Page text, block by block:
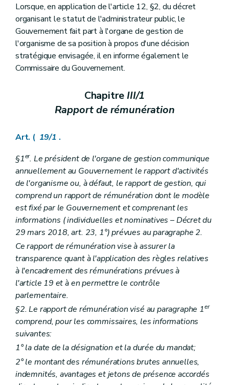
Lorsque, en application de l'article 12, §2, du décret
organisant le statut de l'administrateur public, le
Gouvernement fait part à l'organe de gestion de
l'organisme de sa position à propos d'une décision
stratégique envisagée, il en informe également le
Commissaire du Gouvernement.
ChapitreIII/1
Rapport de rémunération
Art. ( 19/1 .
§1er. Le président de l'organe de gestion communique
annuellement au Gouvernement le rapport d'activités
de l'organisme ou, à défaut, le rapport de gestion, qui
comprend un rapport de rémunération dont le modèle
est fixé par le Gouvernement et comprenant les
informations (individuelles et nominatives – Décret du
29 mars 2018, art. 23, 1°) prévues au paragraphe 2.
Ce rapport de rémunération vise à assurer la
transparence quant à l'application des règles relatives
à l'encadrement des rémunérations prévues à
l'article 19 et à en permettre le contrôle
parlementaire.
§2. Le rapport de rémunération visé au paragraphe 1er
comprend, pour les commissaires, les informations
suivantes:
1° la date de la désignation et la durée du mandat;
2° le montant des rémunérations brutes annuelles,
indemnités, avantages et jetons de présence accordés